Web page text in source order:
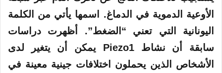
الأوعية الدموية في الدماغ. اسمها يأتي من الكلمة
اليونانية التي تعني “الضغط”. أظهرت دراسات
سابقة أن نشاط Piezo1 يمكن أن يتغير لدى
الأشخاص الذين يحملون اختلافات جينية معينة في